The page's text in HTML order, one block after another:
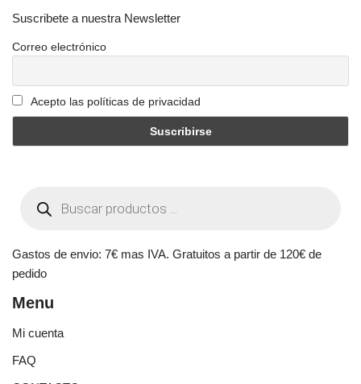
Suscribete a nuestra Newsletter
Correo electrónico
Acepto las políticas de privacidad
Gastos de envio: 7€ mas IVA. Gratuitos a partir de 120€ de
pedido
Menu
Mi cuenta
FAQ